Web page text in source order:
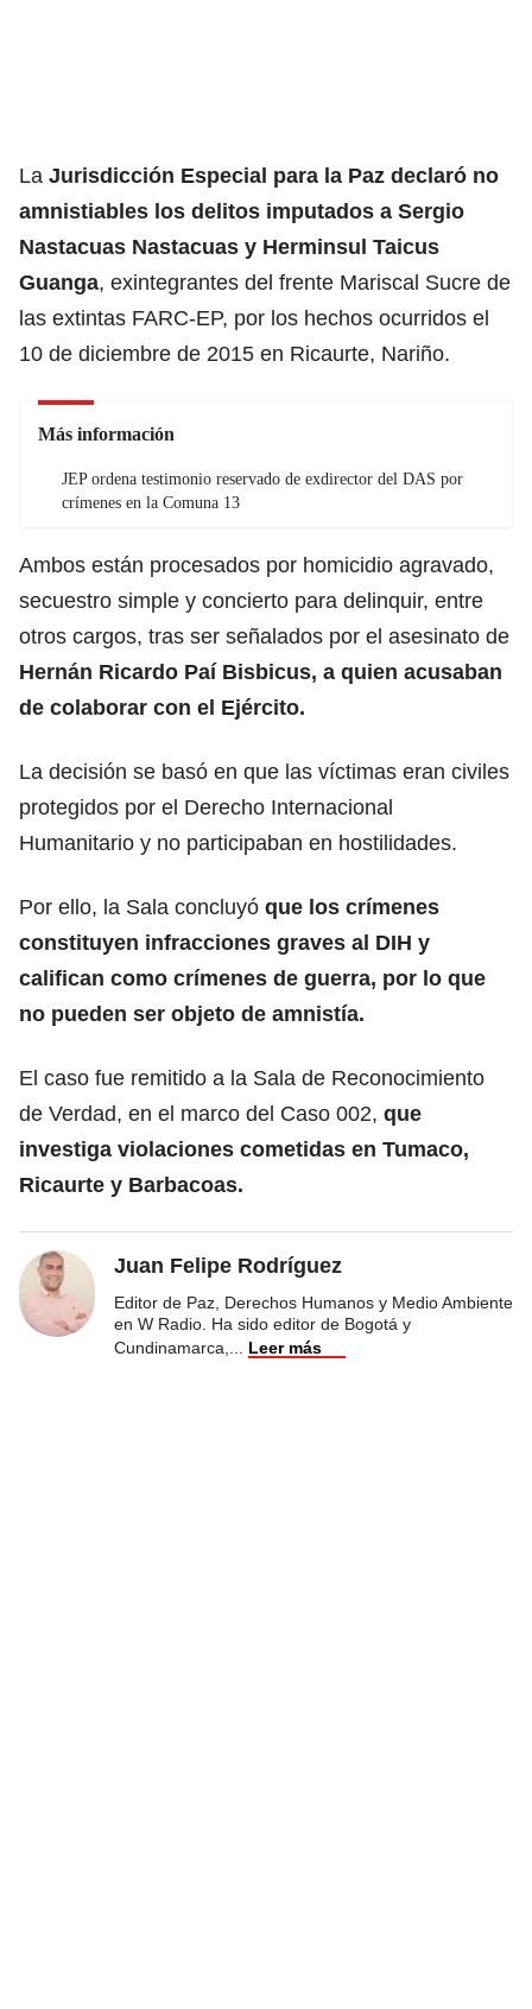
La Jurisdicción Especial para la Paz declaró no
amnistiables los delitos imputados a Sergio
Nastacuas Nastacuas y Herminsul Taicus
Guanga, exintegrantes del frente Mariscal Sucre de
las extintas FARC-EP, por los hechos ocurridos el
10 de diciembre de 2015 en Ricaurte, Nariño.
Más información
JEP ordena testimonio reservado de exdirector del DAS por
crímenes en la Comuna 13
Ambos están procesados por homicidio agravado,
secuestro simple y concierto para delinquir, entre
otros cargos, tras ser señalados por el asesinato de
Hernán Ricardo Paí Bisbicus, a quien acusaban
de colaborar con el Ejército.
La decisión se basó en que las víctimas eran civiles
protegidos por el Derecho Internacional
Humanitario y no participaban en hostilidades.
Por ello, la Sala concluyó que los crímenes
constituyen infracciones graves al DIH y
califican como crímenes de guerra, por lo que
no pueden ser objeto de amnistía.
El caso fue remitido a la Sala de Reconocimiento
de Verdad, en el marco del Caso 002, que
investiga violaciones cometidas en Tumaco,
Ricaurte y Barbacoas.
Juan Felipe Rodríguez
Editor de Paz, Derechos Humanos y Medio Ambiente
en W Radio. Ha sido editor de Bogotá y
Cundinamarca,
Leer más